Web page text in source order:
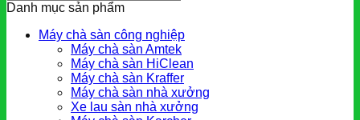
Danh mục sản phẩm
Máy chà sàn công nghiệp
Máy chà sàn Amtek
Máy chà sàn HiClean
Máy chà sàn Kraffer
Máy chà sàn nhà xưởng
Xe lau sàn nhà xưởng